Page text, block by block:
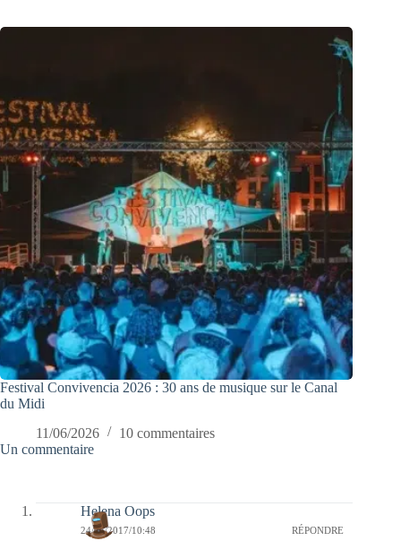
Festival Convivencia 2026 : 30 ans de musique sur le Canal
du Midi
11/06/2026
10 commentaires
Un commentaire
Helena Oops
24/07/2017/10:48 RÉPONDRE